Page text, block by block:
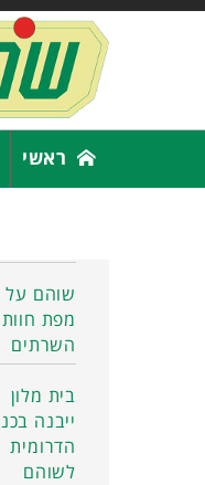
ראשי
שוהם על
מפת חוות
השרתים
בית מלון
ייבנה
הדרומית
לשוהם